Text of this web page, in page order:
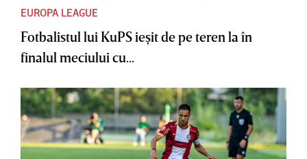
EUROPA LEAGUE
Fotbalistul lui KuPS ieşit de pe teren la în
finalul meciului cu...